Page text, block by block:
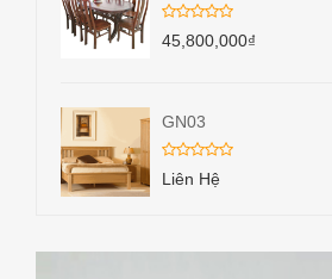
45,800,000₫
GN03
Liên Hệ